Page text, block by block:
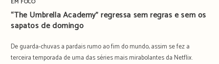
“The Umbrella Academy” regressa sem regras e sem os
sapatos de domingo
De guarda-chuvas a pardais rumo ao fim do mundo, assim se fez a
terceira temporada de uma das séries mais mirabolantes da Netflix.